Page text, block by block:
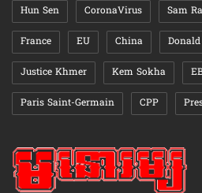
Hun Sen CoronaVirus Sam
France EU China
Justice Khmer Kem Sokha
Paris Saint-Germain CPP